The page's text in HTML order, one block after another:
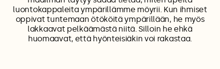
luontokappaleita ympärillämme möyrii. Kun ihmiset
oppivat tuntemaan ötököitä ympärillään, he myös
lakkaavat pelkäämästä niitä. Silloin he ehkä
huomaavat, että hyönteisiäkin voi rakastaa.